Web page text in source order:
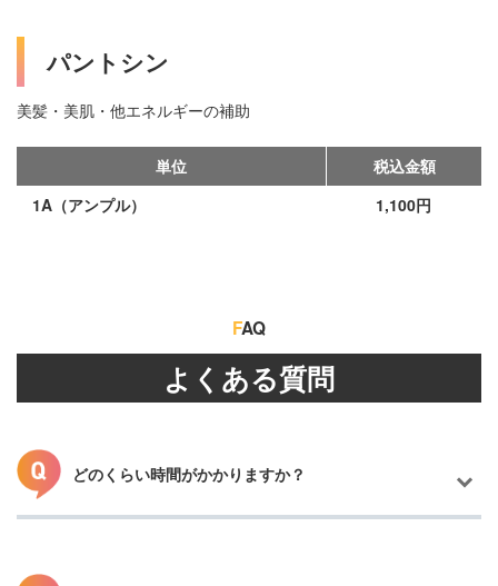
パントシン
美髪・美肌・他エネルギーの補助
単位
税込金額
1A（アンプル）
1,100円
FAQ
よくある質問
どのくらい時間がかかりますか？